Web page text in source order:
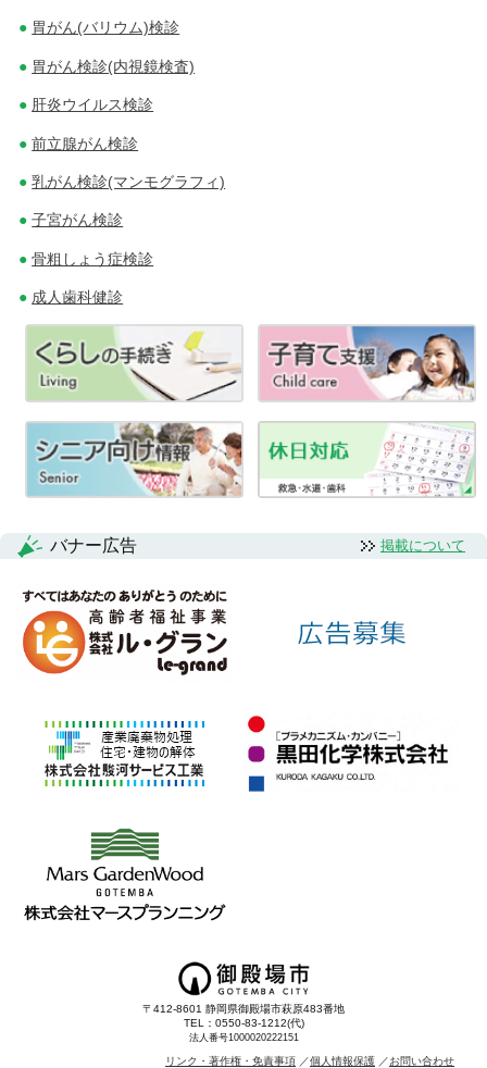
ョ
ン
胃がん(バリウム)検診
胃がん検診(内視鏡検査)
肝炎ウイルス検診
前立腺がん検診
乳がん検診(マンモグラフィ)
子宮がん検診
骨粗しょう症検診
成人歯科健診
バナー広告 掲載について
〒412-8601 静岡県御殿場市萩原483番地
TEL：0550-83-1212(代)
法人番号1000020222151
リンク・著作権・免責事項 個人情報保護 お問い合わせ